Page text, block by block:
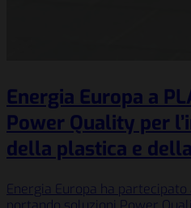
Energia Europa a
Power Quality per
della plastica e
Energia Europa ha partecipato